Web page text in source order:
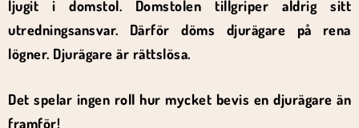
ljugit i domstol. Domstolen tillgriper aldrig sitt
utredningsansvar. Därför döms djurägare på rena
lögner. Djurägare är rättslösa.
Det spelar ingen roll hur mycket bevis en djurägare än
framför!